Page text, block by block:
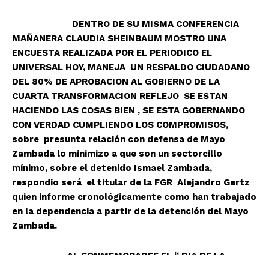
DENTRO DE SU MISMA CONFERENCIA
MAÑANERA CLAUDIA SHEINBAUM MOSTRO UNA
ENCUESTA REALIZADA POR EL PERIODICO EL
UNIVERSAL HOY, MANEJA UN RESPALDO CIUDADANO
DEL 80% DE APROBACION AL GOBIERNO DE LA
CUARTA TRANSFORMACION REFLEJO SE ESTAN
HACIENDO LAS COSAS BIEN , SE ESTA GOBERNANDO
CON VERDAD CUMPLIENDO LOS COMPROMISOS,
sobre presunta relación con defensa de Mayo
Zambada lo minimizo a que son un sectorcillo
mínimo, sobre el detenido Ismael Zambada,
respondio será el titular de la FGR Alejandro Gertz
quien informe cronológicamente como han trabajado
en la dependencia a partir de la detención del Mayo
Zambada.